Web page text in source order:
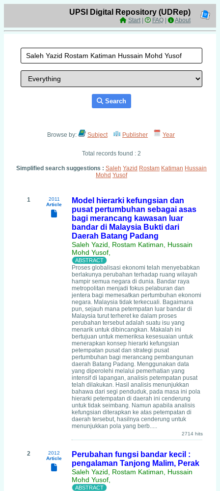
UPSI Digital Repository (UDRep)
Start| FAQ About
Search
Browse by: Subject Publisher Year
Total records found : 2
Simplified search suggestions : Saleh Yazid Rostam Katiman Hussain
Mohd Yusof
1
2011
Article
Model hierarki kefungsian dan
pusat pertumbuhan sebagai asas
bagi merancang kawasan luar
bandar di Malaysia Bukti dari
Daerah Batang Padang
Saleh Yazid, Rostam Katiman, Hussain
Mohd Yusof,
Proses globalisasi ekonomi telah menyebabkan
berlakunya perubahan terhadap ruang wilayah
hampir semua negara di dunia. Bandar raya
metropolitan menjadi fokus pelaburan dan
jentera bagi memesatkan pertumbuhan ekonomi
negara. Malaysia tidak terkecuali. Bagaimana
pun, sejauh mana petempatan luar bandar di
Malaysia turut terheret ke dalam proses
perubahan tersebut adalah suatu isu yang
menarik untuk dibincangkan. Makalah ini
bertujuan untuk memeriksa kesesuaian untuk
menerapkan konsep hierarki kefungsian
petempatan pusat dan strategi pusat
pertumbuhan bagi merancang pembangunan
daerah Batang Padang. Menggunakan data
yang diperolehi melalui pemerhatian yang
intensif di lapangan, analisis petempatan pusat
telah dilakukan. Hasil analisis menunjukkan
bahawa dari segi penduduk, pada masa ini pola
hierarki petempatan di daerah ini cenderung
untuk tidak seimbang. Namun apabila analisis
kefungsian diterapkan ke atas petempatan di
daerah tersebut, hasilnya cenderung untuk
menunjukkan pola yang berb.....
2714 hits
2
2012
Article
Perubahan fungsi bandar kecil :
pengalaman Tanjong Malim, Perak
Saleh Yazid, Rostam Katiman, Hussain
Mohd Yusof,